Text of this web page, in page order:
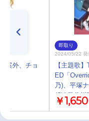
案外、チョ
即取り
2024/05/22 発
【主題歌
ED「
乃)、平塚
(CV.長谷
さいか)、
￥1,650